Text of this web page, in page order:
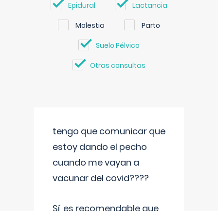
Epidural Lactancia
Molestia Parto
Suelo Pélvico
Otras consultas
tengo que comunicar que
estoy dando el pecho
cuando me vayan a
vacunar del covid????
Sí, es recomendable que